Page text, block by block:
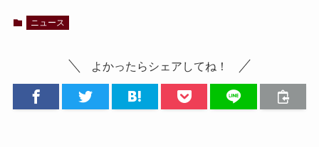
ニュース
よかったらシェアしてね！